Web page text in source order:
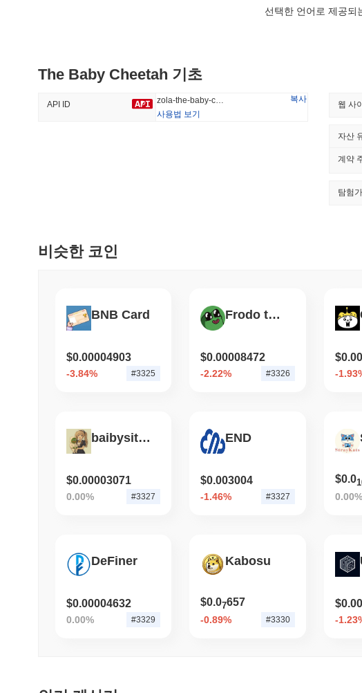
다.
장합
올
추가
베이
기
The
나타
역대
역대
The
#386
32.49%
#252
선택한 언어로 제공되
The Baby Cheetah 기초
API ID
복사
사용법 보기
웹 사
자산
계약
탐험
비슷한 코인
BNB Card
$0.00004903
-3.84% #3325
Frodo the Virtual Samurai
$0.00008472
-2.22% #3326 -
baibysitter
$0.00003071
0.00% #3327
END
$0.003004
-1.46% #3327
$0.0
0.00%
DeFiner
$0.00004632
0.00% #3329
Kabosu
$0.07657
-0.89% #3330 -